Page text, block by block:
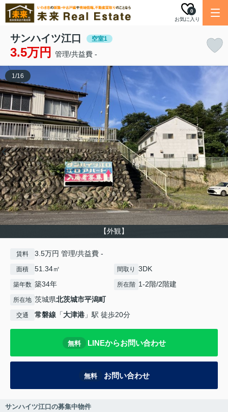
お気に入り
0
サンハイツ江口 空室1
3.5万円 管理/共益費 -
【外観】
1/16
賃料 3.5万円 管理/共益費 -
面積 51.34㎡ 間取り 3DK
築年数 築34年 所在階 1-2階/2階建
所在地 茨城県北茨城市平潟町
交通 常磐線 「大津港 」駅 徒歩20分
無料 LINEからお問い合わせ
無料 お問い合わせ
サンハイツ江口の募集中物件